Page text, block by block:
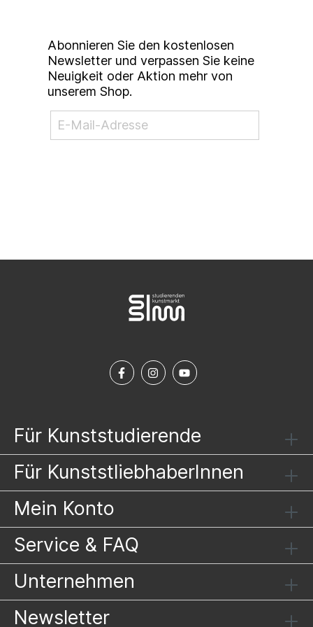
Abonnieren Sie den kostenlosen
Newsletter und verpassen Sie keine
Neuigkeit oder Aktion mehr von
unserem Shop.
Für Kunststudierende
Für KunststliebhaberInnen
Mein Konto
Service & FAQ
Unternehmen
Newsletter